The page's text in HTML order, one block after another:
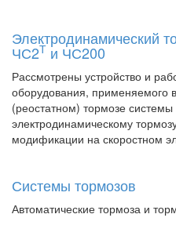
Электродинамический
ЧС2Т и ЧС200
Рассмотрены устройство и
оборудования, применяемого
(реостатном) тормозе
электродинамическому
модификации на скоростном
Системы тормозов
Автоматические тормоза и